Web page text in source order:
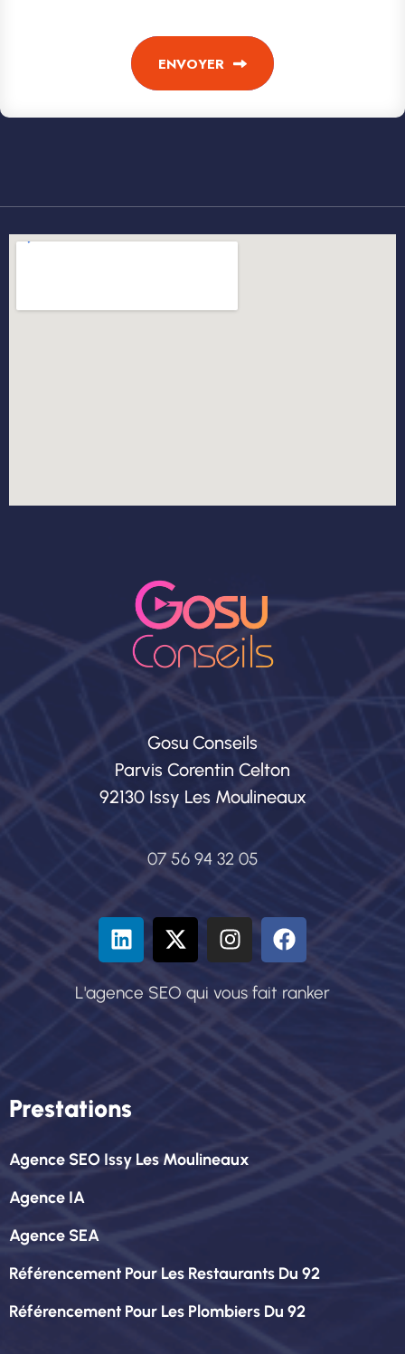
ENVOYER
Gosu Conseils
Parvis Corentin Celton
92130 Issy Les Moulineaux
07 56 94 32 05
L'agence SEO qui vous fait ranker
Prestations
Agence SEO Issy Les Moulineaux
Agence IA
Agence SEA
Référencement Pour Les Restaurants Du 92
Référencement Pour Les Plombiers Du 92